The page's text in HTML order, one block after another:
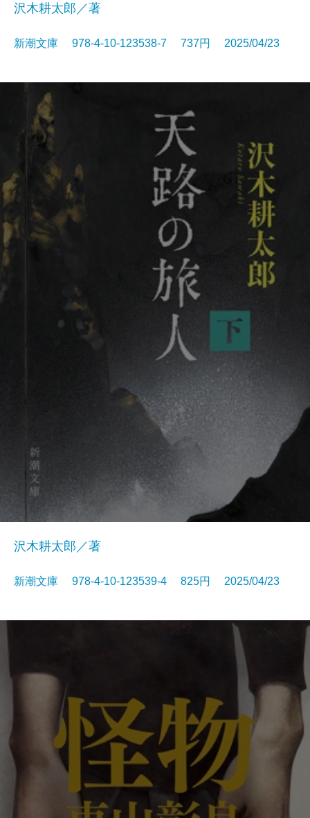
沢木耕太郎／著
新潮文庫 978-4-10-123538-7 737円 2025/04/23
沢木耕太郎／著
新潮文庫 978-4-10-123539-4 825円 2025/04/23